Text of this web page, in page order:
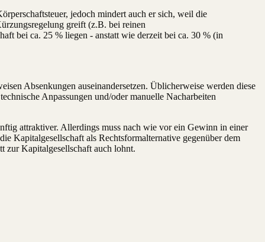
jedoch mindert auch er sich, weil die
greift (z.B. bei reinen
bei ca. 25 % liegen - anstatt wie derzeit bei ca. 30 % (in
Absenkungen auseinandersetzen. Üblicherweise werden diese
Anpassungen und/oder manuelle Nacharbeiten
attraktiver. Allerdings muss nach wie vor ein Gewinn in einer
Kapitalgesellschaft als Rechtsformalternative gegenüber dem
zur Kapitalgesellschaft auch lohnt.